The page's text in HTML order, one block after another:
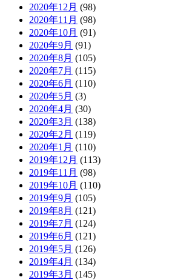
2020年12月 (98)
2020年11月 (98)
2020年10月 (91)
2020年9月 (91)
2020年8月 (105)
2020年7月 (115)
2020年6月 (110)
2020年5月 (3)
2020年4月 (30)
2020年3月 (138)
2020年2月 (119)
2020年1月 (110)
2019年12月 (113)
2019年11月 (98)
2019年10月 (110)
2019年9月 (105)
2019年8月 (121)
2019年7月 (124)
2019年6月 (121)
2019年5月 (126)
2019年4月 (134)
2019年3月 (145)